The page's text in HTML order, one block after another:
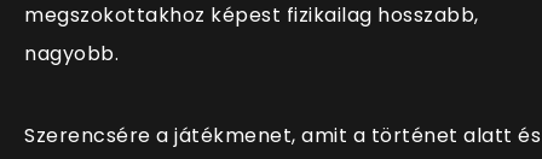
megszokottakhoz képest fizikailag hosszabb,
nagyobb.
Szerencsére a játékmenet, amit a történet alatt és